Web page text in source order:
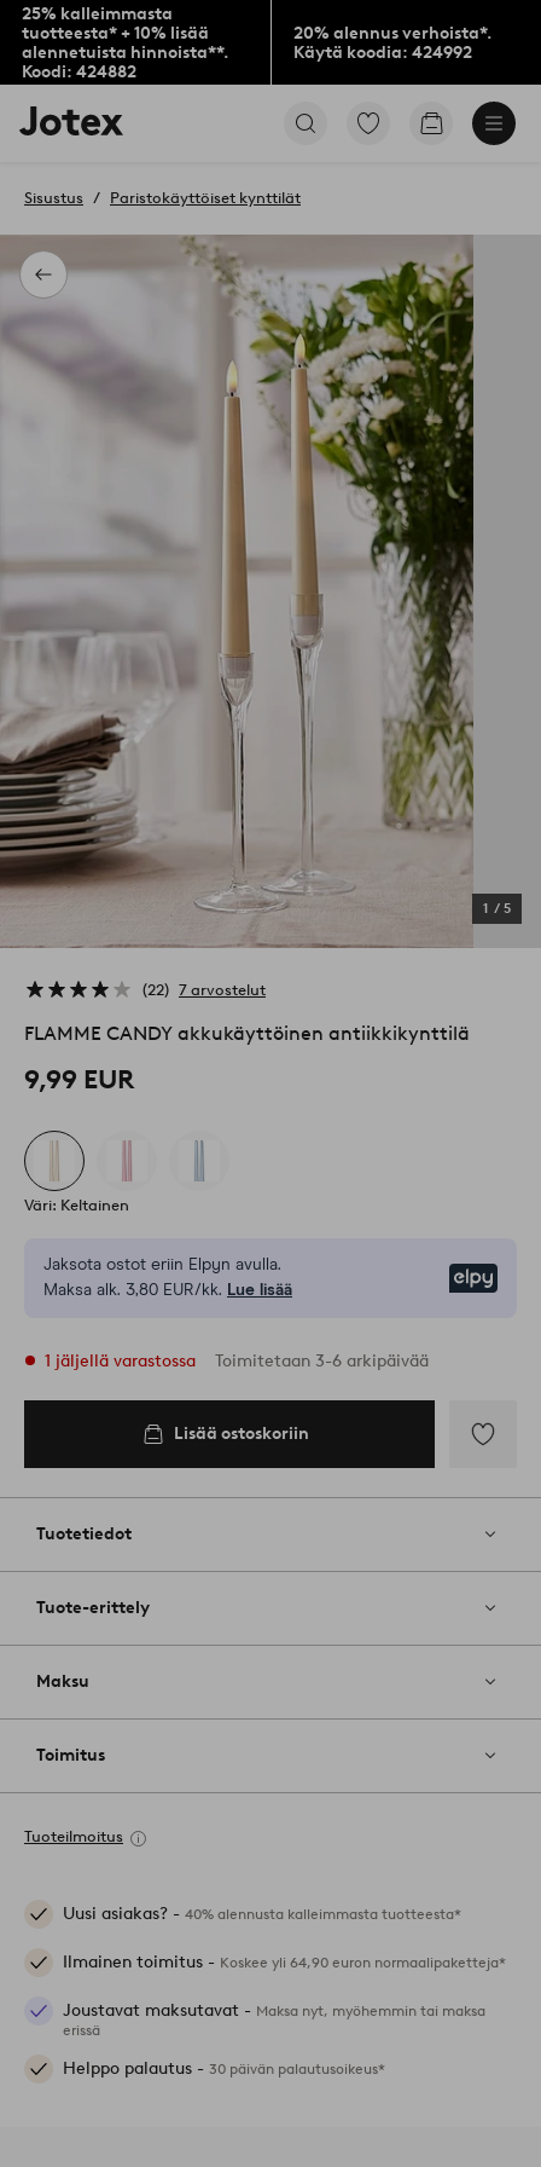
25% kalleimmasta
tuotteesta* + 10% lisää
alennetuista hinnoista**.
Koodi: 424882
20% alennus verhoista*.
Käytä koodia: 424992
Jotex-
logo
aloitussivulle
Siirry
Siirry
Takaisin
Sisustus Paristokäyttöiset kynttilät
1 / 5
22 7 arvostelut
FLAMME CANDY akkukäyttöinen antiikkikynttilä
9,99 EUR
Väri: Keltainen
Jaksota ostot eriin Elpyn avulla.
Maksa alk. 3,80 EUR/kk. Lue lisää
1 jäljellä varastossa Toimitetaan 3-6 arkipäivää
Lisää ostoskoriin
Tuotetiedot
Tuote-erittely
Maksu
Toimitus
Tuoteilmoitus
Uusi asiakas? - 40% alennusta kalleimmasta tuotteesta*
Ilmainen toimitus - Koskee yli 64,90 euron normaalipaketteja*
Joustavat maksutavat - Maksa nyt, myöhemmin tai maksa
erissä
Helppo palautus - 30 päivän palautusoikeus*